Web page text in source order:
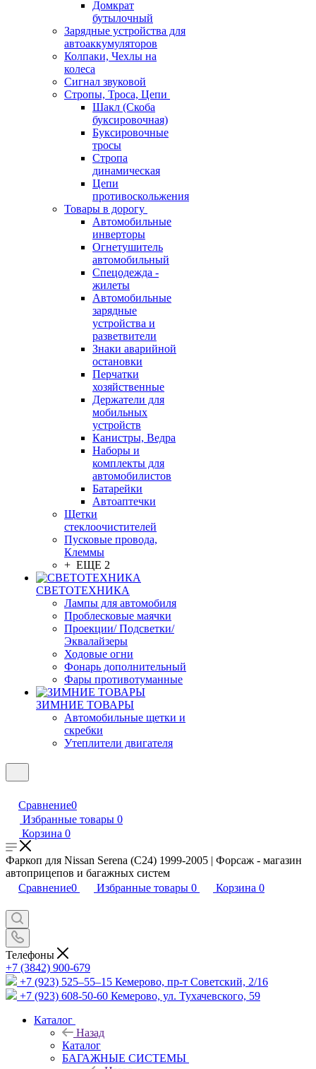
Домкрат
бутылочный
Зарядные устройства для
автоаккумуляторов
Колпаки, Чехлы на
колеса
Сигнал звуковой
Стропы, Троса, Цепи
Шакл (Скоба
буксировочная)
Буксировочные
тросы
Стропа
динамическая
Цепи
противоскольжения
Товары в дорогу
Автомобильные
инверторы
Огнетушитель
автомобильный
Спецодежда -
жилеты
Автомобильные
зарядные
устройства и
разветвители
Знаки аварийной
остановки
Перчатки
хозяйственные
Держатели для
мобильных
устройств
Канистры, Ведра
Наборы и
комплекты для
автомобилистов
Батарейки
Автоаптечки
Щетки
стеклоочистителей
Пусковые провода,
Клеммы
+ ЕЩЕ 2
СВЕТОТЕХНИКА
Лампы для автомобиля
Проблесковые маячки
Проекции/ Подсветки/
Эквалайзеры
Ходовые огни
Фонарь дополнительный
Фары противотуманные
ЗИМНИЕ ТОВАРЫ
Автомобильные щетки и
скребки
Утеплители двигателя
Сравнение0
Избранные товары 0
Корзина 0
Фаркоп для Nissan Serena (C24) 1999-2005 | Форсаж - магазин
автоприцепов и багажных систем
Сравнение0 Избранные товары 0 Корзина 0
Телефоны
+7 (3842) 900-679
+7 (923) 525–55–15 Кемерово, пр-т Советский, 2/16
+7 (923) 608-50-60 Кемерово, ул. Тухачевского, 59
Каталог
Назад
Каталог
БАГАЖНЫЕ СИСТЕМЫ